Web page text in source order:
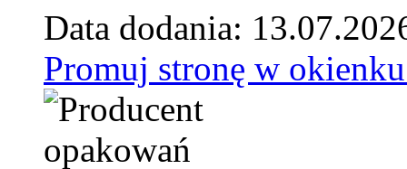
Data dodania:
Promuj stronę w